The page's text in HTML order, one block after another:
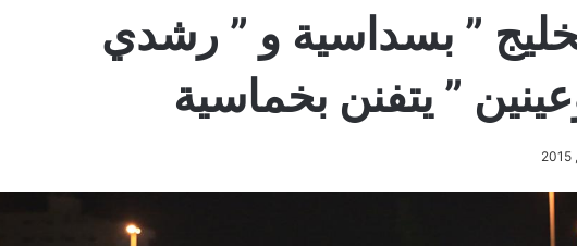
” بسداسية و ” رشدي
” يتفنن بخماسية